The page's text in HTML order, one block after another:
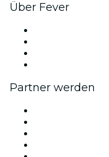
Über Fever
Partner werden